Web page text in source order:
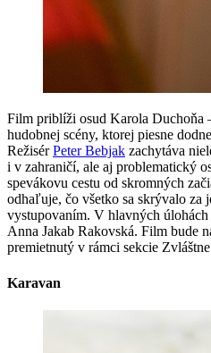
Film priblíži osud Karola Duchoňa
hudobnej scény, ktorej piesne
RežisérPeter Bebjak zachytáva
i v zahraničí, ale aj problematický
spevákovu cestu od skromných
odhaľuje, čo všetko sa skrývalo za
vystupovaním. V hlavných
Anna Jakab Rakovská. Film bude
premietnutý v rámci sekcie
Karavan